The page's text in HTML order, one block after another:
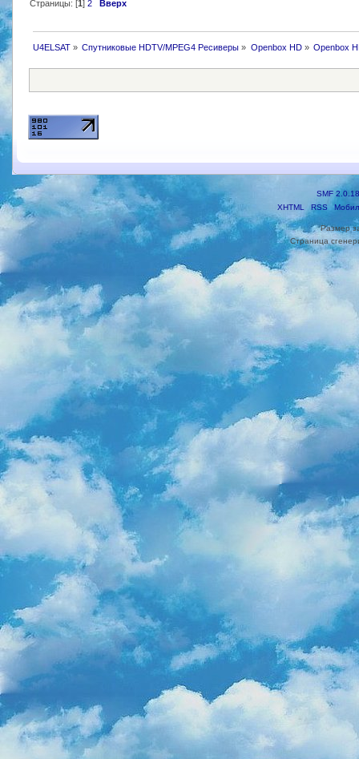
Страницы: [1] 2 Вверх
U4ELSAT» Спутниковые HDTV/MPEG4 Ресиверы » Openbox HD» Openbox
SMF 2.0.18
XHTML
RSS
Размер
Страница